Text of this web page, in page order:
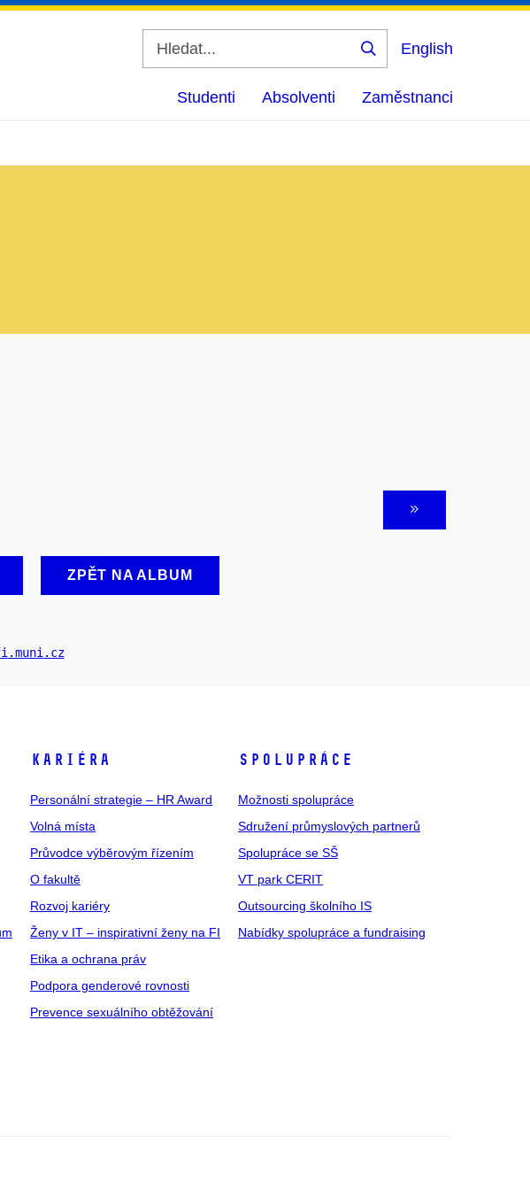
Vyhledat
English
Studenti Absolventi Zaměstnanci
ZPĚT NA ALBUM
.muni .cz
KARIÉRA
Personální strategie – HR Award
Volná místa
Průvodce výběrovým řízením
O fakultě
Rozvoj kariéry
Ženy v IT – inspirativní ženy na FI
Etika a ochrana práv
Podpora genderové rovnosti
Prevence sexuálního obtěžování
SPOLUPRÁCE
Možnosti spolupráce
Sdružení průmyslových partnerů
Spolupráce se SŠ
VT park CERIT
Outsourcing školního IS
Nabídky spolupráce a fundraising